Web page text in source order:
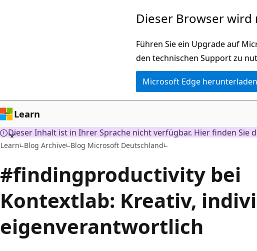
Dieser Browser
Führen Sie ein Upgrade auf
den technischen Support zu
Microsoft Edge herunterladen
Learn
Dieser Inhalt ist in Ihrer Sprache nicht verfügbar. Hier finden Sie
Learn Blog Archive Blog Microsoft Deutschland
#findingproductivity bei
Kontextlab: Kreativ,
eigenverantwortlich